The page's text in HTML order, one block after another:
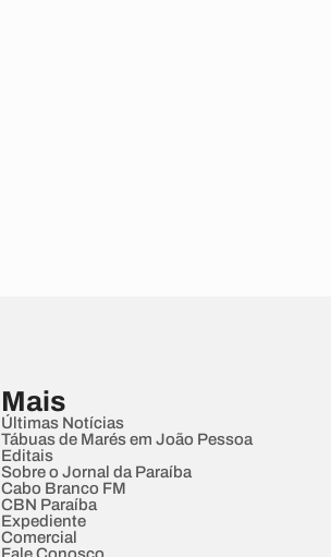
Mais
Últimas Notícias
Tábuas de Marés em João Pessoa
Editais
Sobre o Jornal da Paraíba
Cabo Branco FM
CBN Paraíba
Expediente
Comercial